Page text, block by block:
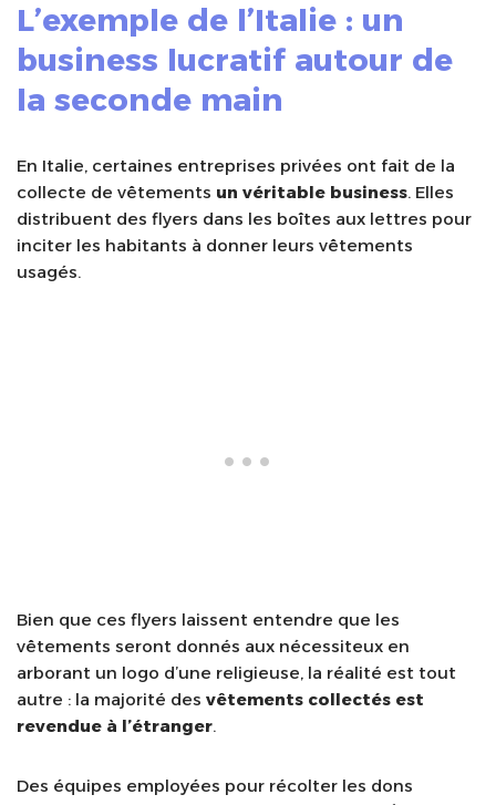
L’exemple de l’Italie : un
business lucratif autour de
la seconde main
En Italie, certaines entreprises privées ont fait de la
collecte de vêtements un véritable business. Elles
distribuent des flyers dans les boîtes aux lettres pour
inciter les habitants à donner leurs vêtements
usagés.
Bien que ces flyers laissent entendre que les
vêtements seront donnés aux nécessiteux en
arborant un logo d’une religieuse, la réalité est tout
autre : la majorité des vêtements collectés est
revendue à l’étranger.
Des équipes employées pour récolter les dons